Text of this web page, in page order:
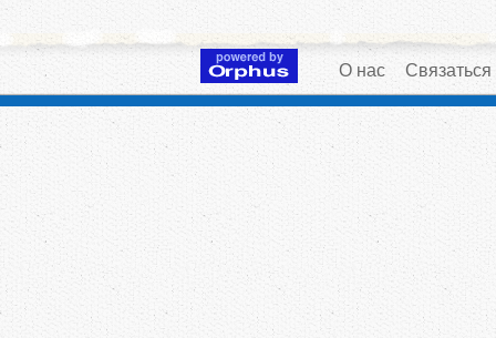
О нас